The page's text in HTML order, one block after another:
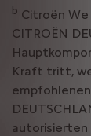
b Citroën
CITROËN
Kraft tritt,
autorisierten